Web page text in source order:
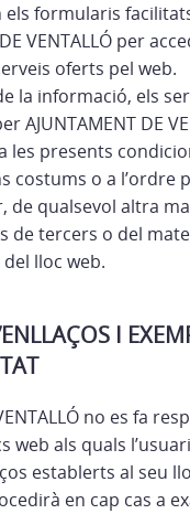
els formularis
VENTALLÓ per
oferts pel web.
la informació, els
AJUNTAMENT DE
les presents
costums o a l’ordre
de qualsevol altra
de tercers o del
lloc web.
I
no es fa
web als quals
establerts al seu
en cap cas a